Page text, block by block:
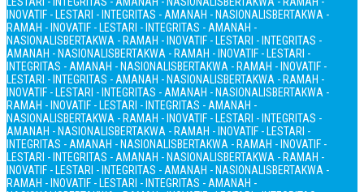
INOVATIF - LESTARI - INTEGRITAS - AMANAH - NASIONALISBERTAKWA -
RAMAH - INOVATIF - LESTARI - INTEGRITAS - AMANAH -
NASIONALISBERTAKWA - RAMAH - INOVATIF - LESTARI - INTEGRITAS -
AMANAH - NASIONALISBERTAKWA - RAMAH - INOVATIF - LESTARI -
INTEGRITAS - AMANAH - NASIONALISBERTAKWA - RAMAH - INOVATIF -
LESTARI - INTEGRITAS - AMANAH - NASIONALISBERTAKWA - RAMAH -
INOVATIF - LESTARI - INTEGRITAS - AMANAH - NASIONALISBERTAKWA -
RAMAH - INOVATIF - LESTARI - INTEGRITAS - AMANAH -
NASIONALISBERTAKWA - RAMAH - INOVATIF - LESTARI - INTEGRITAS -
AMANAH - NASIONALISBERTAKWA - RAMAH - INOVATIF - LESTARI -
INTEGRITAS - AMANAH - NASIONALISBERTAKWA - RAMAH - INOVATIF -
LESTARI - INTEGRITAS - AMANAH - NASIONALISBERTAKWA - RAMAH -
INOVATIF - LESTARI - INTEGRITAS - AMANAH - NASIONALISBERTAKWA -
RAMAH - INOVATIF - LESTARI - INTEGRITAS - AMANAH -